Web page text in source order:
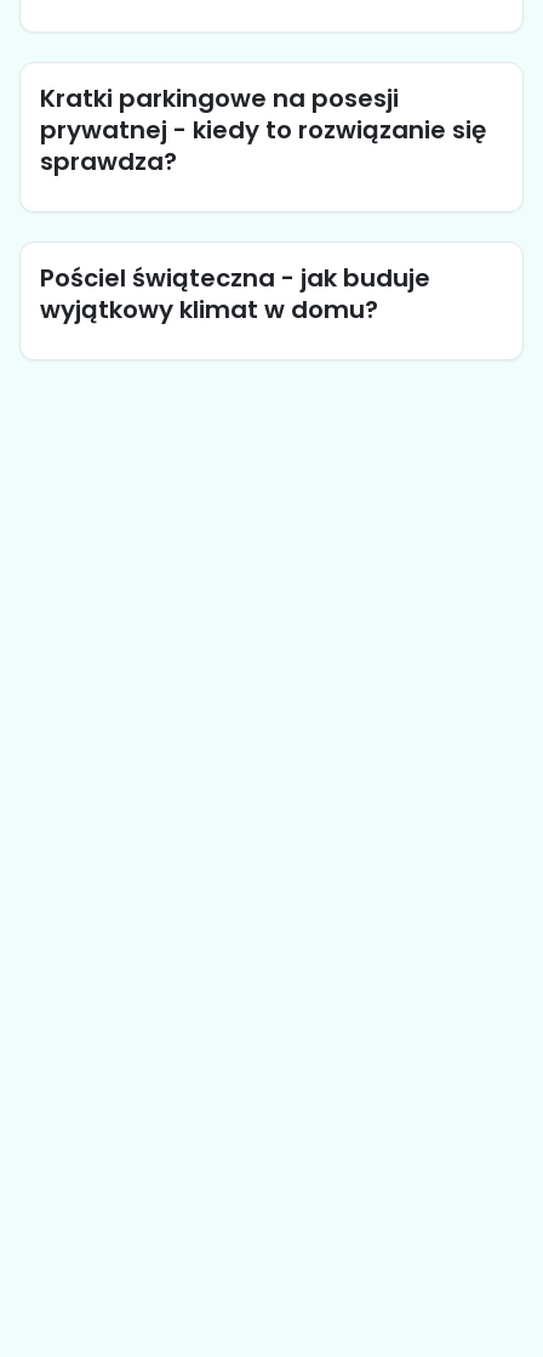
Kratki parkingowe na posesji
prywatnej - kiedy to rozwiązanie się
sprawdza?
Pościel świąteczna - jak buduje
wyjątkowy klimat w domu?